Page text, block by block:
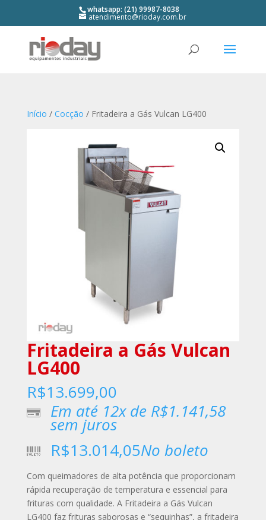
whatsapp: (21) 99987-8038
atendimento@rioday.com.br
Início / Cocção / Fritadeira a Gás Vulcan LG400
Fritadeira a Gás Vulcan
LG400
R$13.699,00
Em até 12x de R$1.141,58
sem juros
R$13.014,05No boleto
Com queimadores de alta potência que proporcionam
rápida recuperação de temperatura e essencial para
frituras com qualidade. A Fritadeira a Gás Vulcan
LG400 faz frituras saborosas e “sequinhas”, a fritadeira